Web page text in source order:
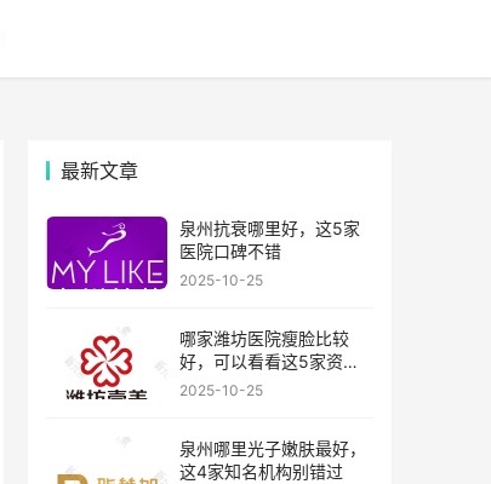
最新文章
泉州抗衰哪里好，这5家
医院口碑不错
2025-10-25
哪家潍坊医院瘦脸比较
好，可以看看这5家资历
比较老的机构
2025-10-25
泉州哪里光子嫩肤最好，
这4家知名机构别错过